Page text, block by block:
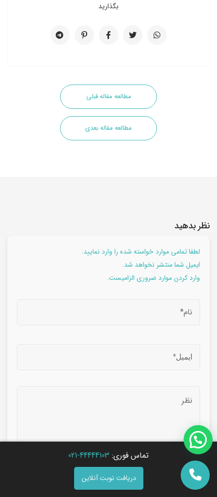
بگذارید
مطالعه مقاله قبلی
مطالعه مقاله بعدی
نظر بدهید
لطفا تمامی موارد خواسته شده را وارد نمایید.
ایمیل شما منتشر نخواهد شد.
وارد کردن موارد ضروری الزامیست.
تماس فوری: 44444103-021
دریافت نوبت آنلاین